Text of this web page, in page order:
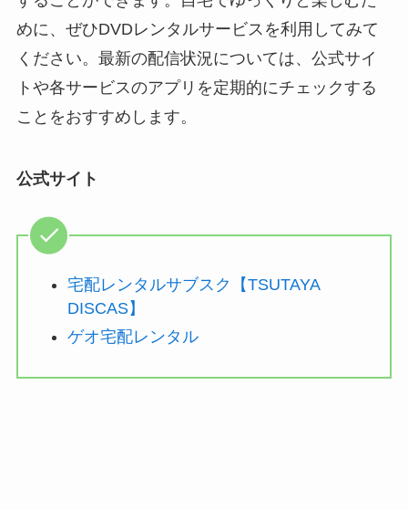
めに、ぜひDVDレンタルサービスを利用してみて
ください。最新の配信状況については、公式サイ
トや各サービスのアプリを定期的にチェックする
ことをおすすめします。
公式サイト
宅配レンタルサブスク【TSUTAYA
DISCAS】
ゲオ宅配レンタル